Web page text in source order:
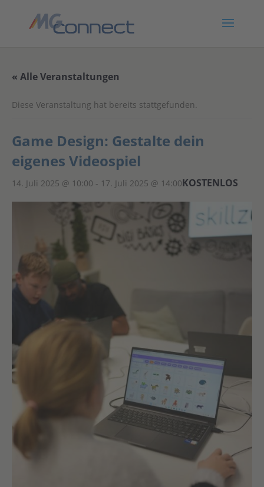
« Alle Veranstaltungen
Diese Veranstaltung hat bereits stattgefunden.
Game Design: Gestalte dein
eigenes Videospiel
14. Juli 2025 @ 10:00 - 17. Juli 2025 @ 14:00KOSTENLOS